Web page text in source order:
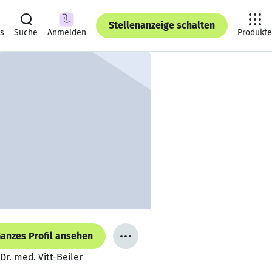
Suche Anmelden
Stellenanzeige schalten
Produkte
Profil ansehen
med. Vitt-Beiler